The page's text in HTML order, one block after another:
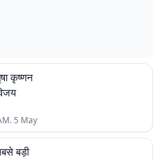
कृष्णन
5 May
बड़ी